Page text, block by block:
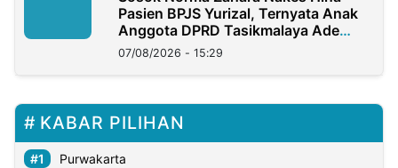
Pasien BPJS Yurizal, Ternyata Anak
Anggota DPRD Tasikmalaya Ade
Lukman
07/08/2026 - 15:29
KABAR PILIHAN
Purwakarta